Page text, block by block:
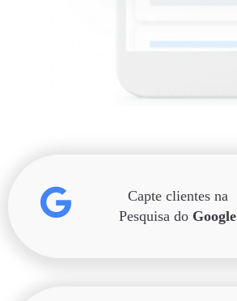
Capte clientes na
Pesquisa do Google